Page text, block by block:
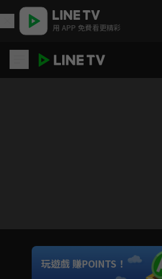
用 APP 免費看更精彩
Unmute
如有不便請見諒
玩遊戲 賺POINTS！